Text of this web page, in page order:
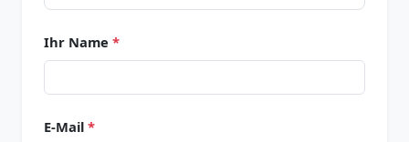
Ihr Name *
E-Mail *